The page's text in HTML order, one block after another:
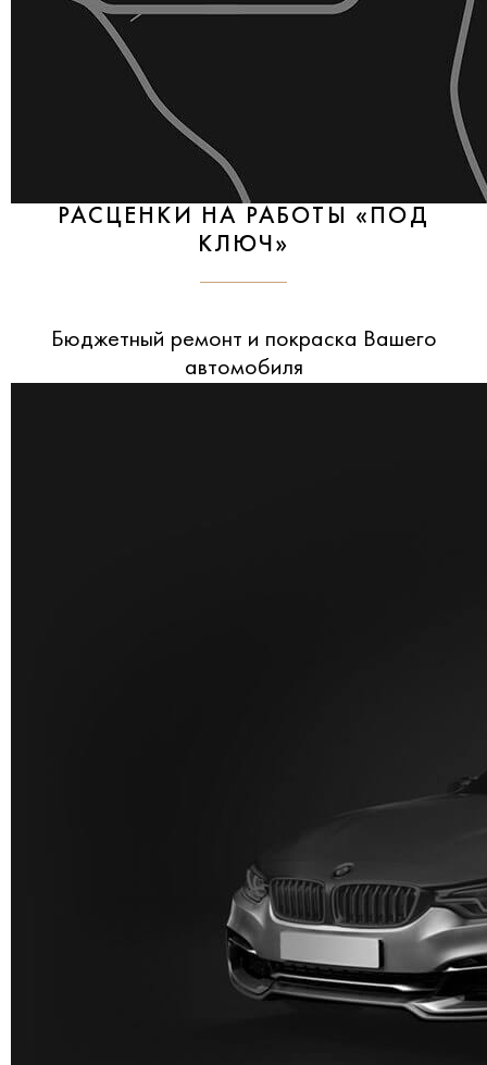
РАСЦЕНКИ НА РАБОТЫ «ПОД
КЛЮЧ»
Бюджетный ремонт и покраска Вашего
автомобиля